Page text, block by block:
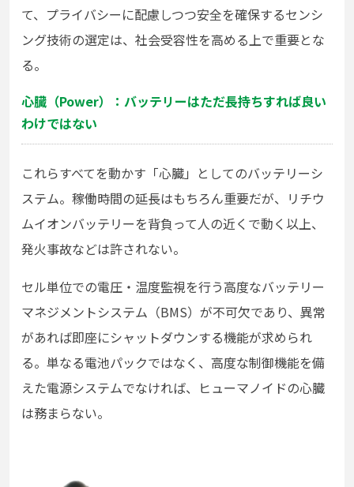
て、プライバシーに配慮しつつ安全を確保するセンシ
ング技術の選定は、社会受容性を高める上で重要とな
る。
心臓（Power）：バッテリーはただ長持ちすれば良い
わけではない
これらすべてを動かす「心臓」としてのバッテリーシ
ステム。稼働時間の延長はもちろん重要だが、リチウ
ムイオンバッテリーを背負って人の近くで動く以上、
発火事故などは許されない。
セル単位での電圧・温度監視を行う高度なバッテリー
マネジメントシステム（BMS）が不可欠であり、異常
があれば即座にシャットダウンする機能が求められ
る。単なる電池パックではなく、高度な制御機能を備
えた電源システムでなければ、ヒューマノイドの心臓
は務まらない。